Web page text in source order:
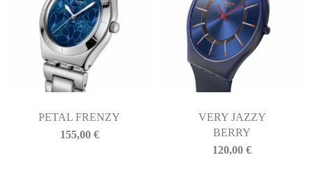
PETAL FRENZY
155,00 €
VERY JAZZY
BERRY
120,00€